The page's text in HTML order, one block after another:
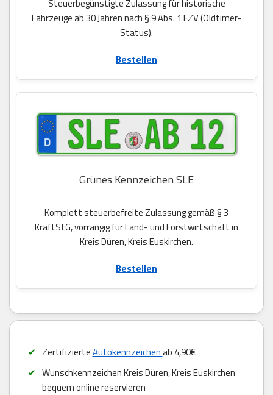
Steuerbegünstigte Zulassung für historische
Fahrzeuge ab 30 Jahren nach § 9 Abs. 1 FZV (Oldtimer-
Status).
Bestellen
Grünes Kennzeichen SLE
Komplett steuerbefreite Zulassung gemäß § 3
KraftStG, vorrangig für Land- und Forstwirtschaft in
Kreis Düren, Kreis Euskirchen.
Bestellen
ZertifizierteAutokennzeichenab 4,90€
Wunschkennzeichen Kreis Düren, Kreis Euskirchen
bequem online reservieren